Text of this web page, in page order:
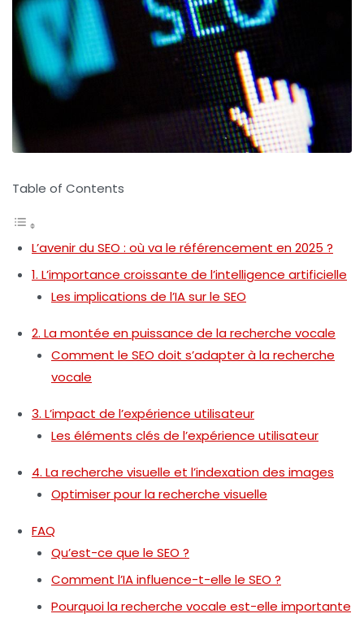
Table of Contents
L’avenir du SEO : où va le référencement en 2025 ?
1. L’importance croissante de l’intelligence artificielle
Les implications de l’IA sur le SEO
2. La montée en puissance de la recherche vocale
Comment le SEO doit s’adapter à la recherche
vocale
3. L’impact de l’expérience utilisateur
Les éléments clés de l’expérience utilisateur
4. La recherche visuelle et l’indexation des images
Optimiser pour la recherche visuelle
FAQ
Qu’est-ce que le SEO ?
Comment l’IA influence-t-elle le SEO ?
Pourquoi la recherche vocale est-elle importante